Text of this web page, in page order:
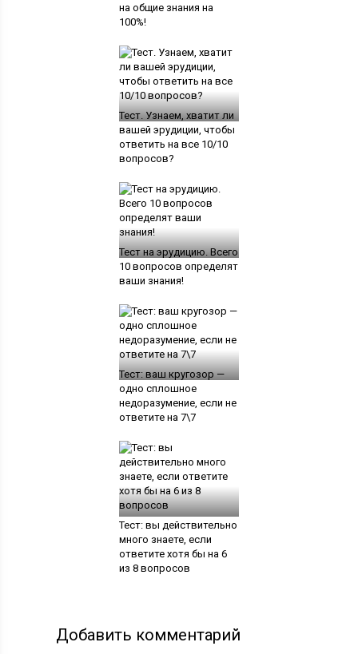
на общие знания на
100%!
Тест. Узнаем, хватит ли
вашей эрудиции, чтобы
ответить на все 10/10
вопросов?
Тест на эрудицию. Всего
10 вопросов определят
ваши знания!
Тест: ваш кругозор —
одно сплошное
недоразумение, если не
ответите на 7\7
Тест: вы действительно
много знаете, если
ответите хотя бы на 6
из 8 вопросов
Добавить комментарий